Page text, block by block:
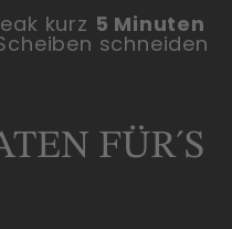
kurz 5 Minuten
schneiden
FÜR´S